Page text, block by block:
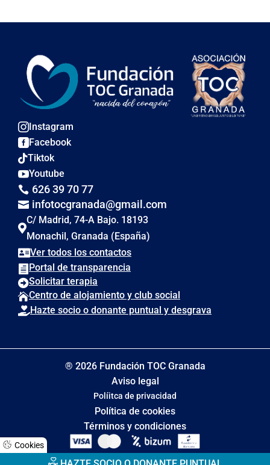
Cookies
 Instagram
 Facebook
Tiktok
Youtube
 626 39 70 77
 infotocgranada@gmail.com

C/ Madrid, 74-A Bajo. 18193
Monachil, Granada (España)
Ver todos los contactos
 Portal de transparencia
Solicitar terapia
Centro de alojamiento y club social
Hazte socio o donante puntual y desgrava
® 2026 Fundación TOC Granada
Aviso legal
Políitca de privacidad
Política de cookies
Términos y condiciones